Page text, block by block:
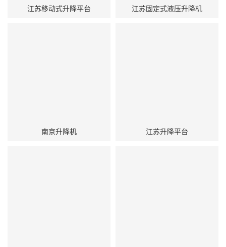
江苏移动式升降平台 江苏固定式液压升降机
南京升降机 江苏升降平台